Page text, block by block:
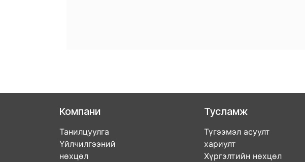
Компани
Танилцуулга
Үйлчилгээний
нөхцөл
Тусламж
Түгээмэл асуулт
хариулт
Хүргэлтийн нөхцөл